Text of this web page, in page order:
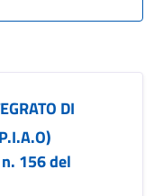
DI
156 del